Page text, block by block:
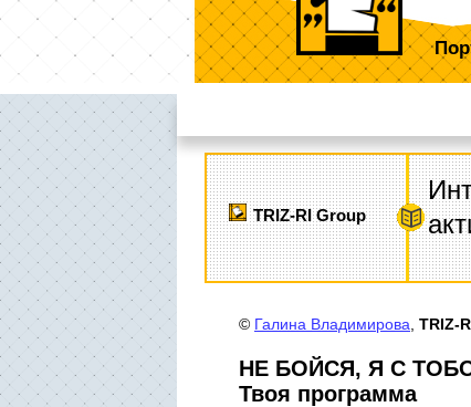
TRIZ-RI Group
© Галина Владимирова TRIZ-
НЕ БОЙСЯ, Я С
Твоя программа